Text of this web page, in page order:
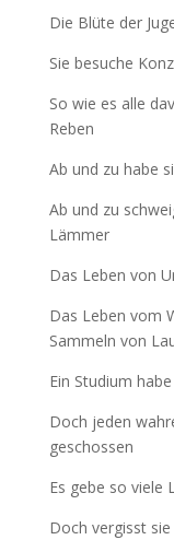
Die Blüte der
Sie besuche
So wie es alle
Reben
Ab und zu habe
Ab und zu
Lämmer
Das Leben von
Das Leben vom
Sammeln von
Ein Studium
Doch jeden
geschossen
Es gebe so viele
Doch vergisst